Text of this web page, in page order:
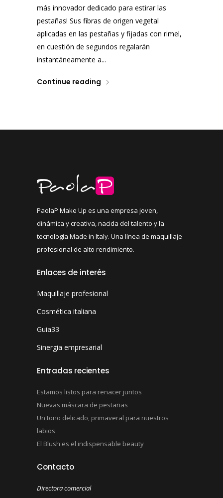
más innovador dedicado para estirar las
pestañas! Sus fibras de origen vegetal
aplicadas en las pestañas y fijadas con rimel,
en cuestión de segundos regalarán
instantáneamente a...
Continue reading
PaolaP Make Up es una empresa joven,
dinámica y creativa, nacida del talento y la
tecnología Made in Italy. Una línea de maquillaje
profesional de alto rendimiento.
Enlaces de interés
Maquillaje profesional
Cosmética italiana
Guia33
Sinergia empresarial
Entradas recientes
Estamos listos para renacer juntos
Nuevas máscara de pestañas
Un tono delicado, primaveral para nuestros
labios
El Blush es el indispensable beauty
Contacto
Directora comercial